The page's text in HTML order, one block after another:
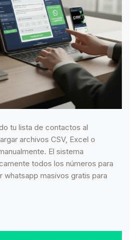
tu lista de contactos al
archivos CSV, Excel o
El sistema
todos los números para
whatsapp masivos gratis para